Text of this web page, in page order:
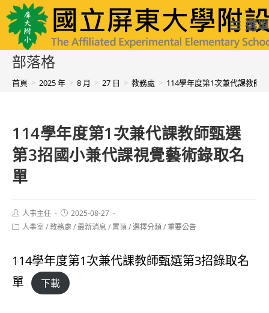
跳
轉
至
國立屏東大學附設實驗國民小學 選單
部落格
首頁 > 2025 年 > 8 月 > 27 日 > 教務處 > 114學年度第1次兼代課教師
114學年度第1次兼代課教師甄選
第3招國小兼代課視覺藝術錄取名
單
Post
author:
人事主任
Post
published:
2025-08-27
Post人事室 /教務處 /最新消息 / 置頂/選擇分類/重要公告
114學年度第1次兼代課教師甄選第3招錄取名
單
下載